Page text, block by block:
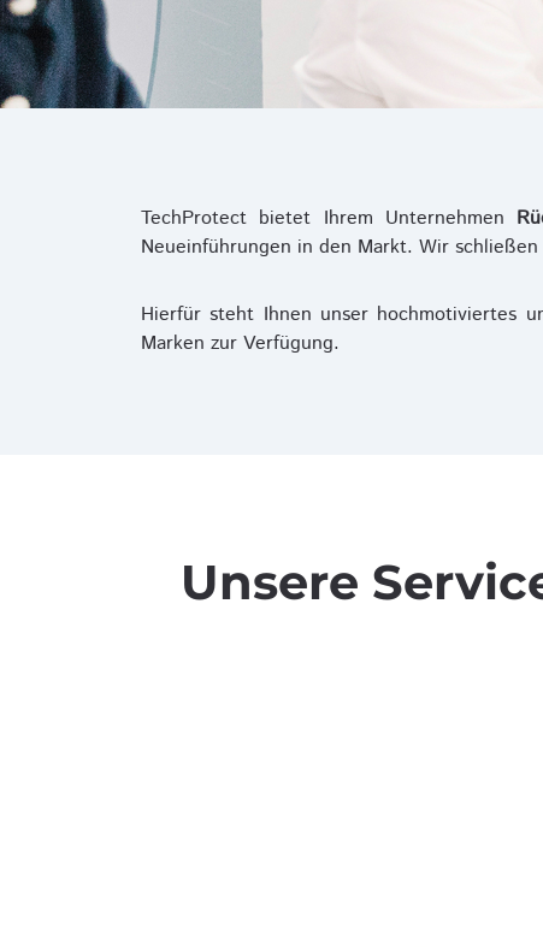
TechProtect bietet Ihrem Unternehmen
Neueinführungen in den Markt. Wir
Hierfür steht Ihnen unser hochmotiviertes
Marken zur Verfügung.
Unsere